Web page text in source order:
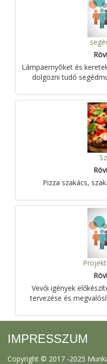
Lámpaernyõket és
dolgozni tudó
Pizza szakács,
Vevői igények
tervezése és
IMPRESSZUM
Copyright © 2017 -2025